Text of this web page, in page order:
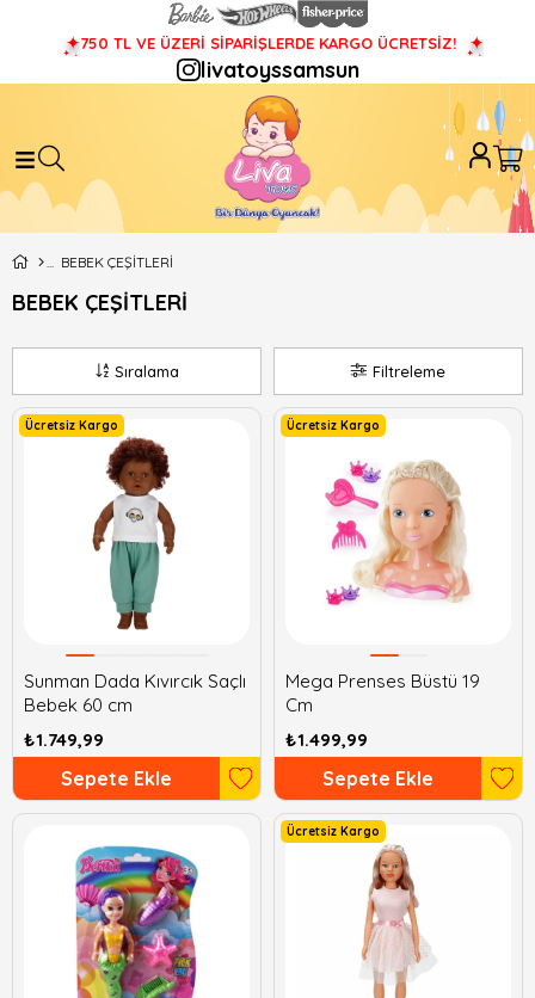
750 TL VE ÜZERİ SİPARİŞLERDE KARGO ÜCRETSİZ!
livatoyssamsun
BEBEK ÇEŞİTLERİ
BEBEK ÇEŞİTLERİ
Filtreleme
Sıralama
Sunman Dada Kıvırcık Saçlı
Bebek 60 cm
₺1.749,99
Ücretsiz Kargo
Sepete Ekle
Mega Prenses Büstü 19
Cm
₺1.499,99
Ücretsiz Kargo
Sepete Ekle
Ücretsiz Kargo